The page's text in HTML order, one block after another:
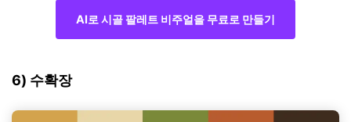
AI로 시골 팔레트 비주얼을 무료로 만들기
6) 수확장